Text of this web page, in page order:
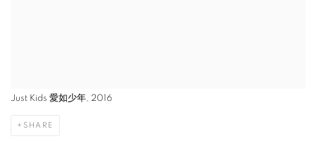
Just Kids 愛如少年, 2016
SHARE